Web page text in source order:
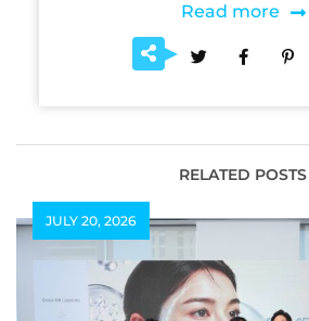
Read more
RELATED POSTS
JULY 20, 2026